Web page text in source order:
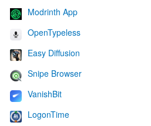
Modrinth App
OpenTypeless
Easy Diffusion
Snipe Browser
VanishBit
LogonTime